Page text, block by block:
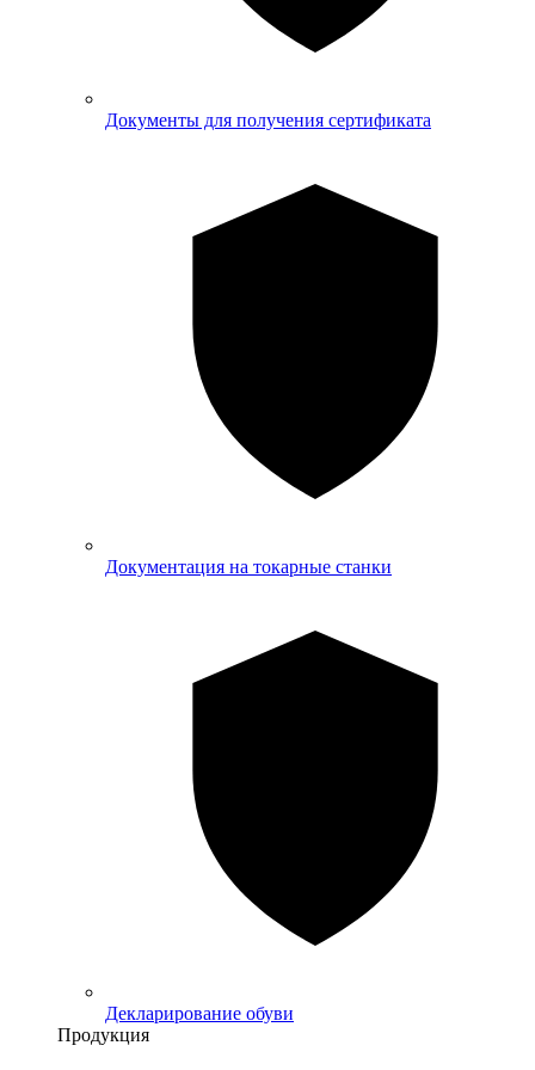
Документы для получения сертификата
Документация на токарные станки
Декларирование обуви
Продукция